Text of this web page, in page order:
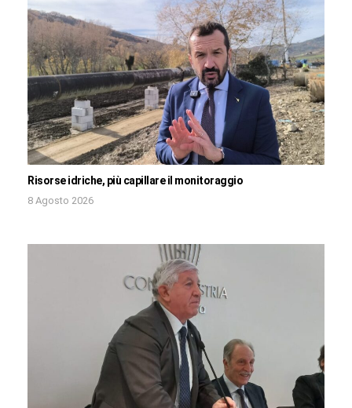
Risorse idriche, più capillare il monitoraggio
8 Agosto 2026